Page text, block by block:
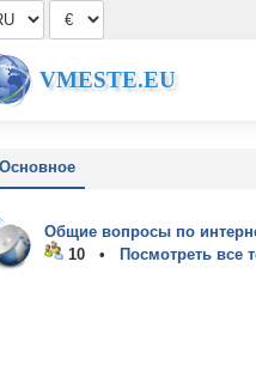
VMESTE.EU
Основное
Общие вопросы по
10 •
Посмотреть все